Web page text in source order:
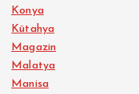
Konya
Kütahya
Magazin
Malatya
Manisa